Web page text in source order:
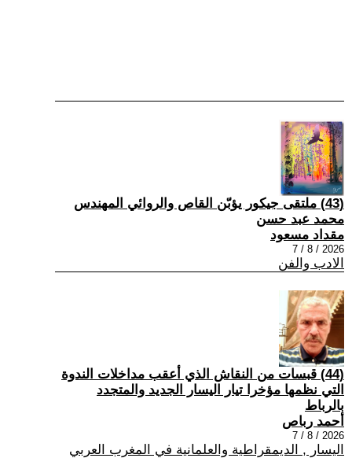
(43) ملتقى جيكور يؤبّن القاص والروائي المهندس
محمد عبد حسن
مقداد مسعود
2026 / 8 / 7
الادب والفن
(44) قبسات من النقاش الذي أعقب مداخلات الندوة
التي نظمها مؤخرا تيار اليسار الجديد والمتجدد
بالرباط
أحمد رباص
2026 / 8 / 7
اليسار , الديمقراطية والعلمانية في المغرب العربي